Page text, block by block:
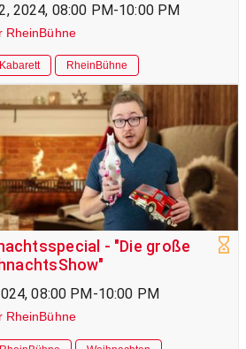
2024, 08:00 PM-10:00 PM
RheinBühne
Kabarett RheinBühne
- "Die große
08:00 PM-10:00 PM
RheinBühne